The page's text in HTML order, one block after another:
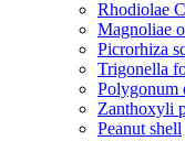
Rhodiolae
Magnoliae
Picrorhiza
Trigonella
Polygonum
Zanthoxyli
Peanut shell